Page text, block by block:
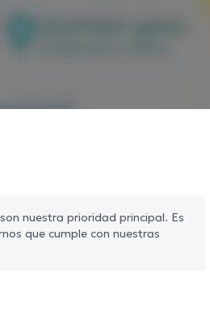
nuestra prioridad principal. Es
que cumple con nuestras